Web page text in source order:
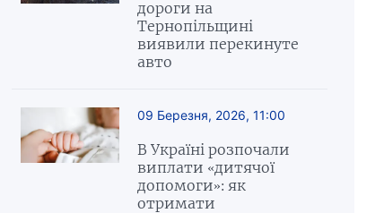
дороги на
Тернопільщині
виявили перекинуте
авто
09 Березня, 2026, 11:00
В Україні розпочали
виплати «дитячої
допомоги»: як
отримати